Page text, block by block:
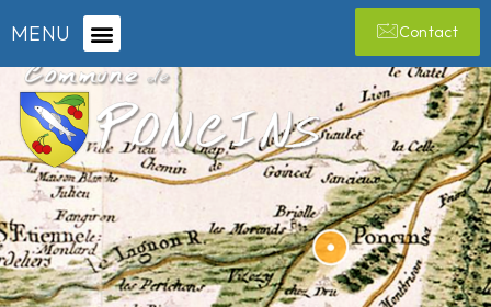
MENU Contact